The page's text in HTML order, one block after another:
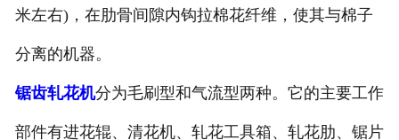
资质荣誉
发货现场
米左右)，在肋骨间隙内钩拉棉花纤维，使其与棉子
分离的机器。
锯齿轧花机分为毛刷型和气流型两种。它的主要工作
部件有进花辊、清花机、轧花工具箱、轧花肋、锯片